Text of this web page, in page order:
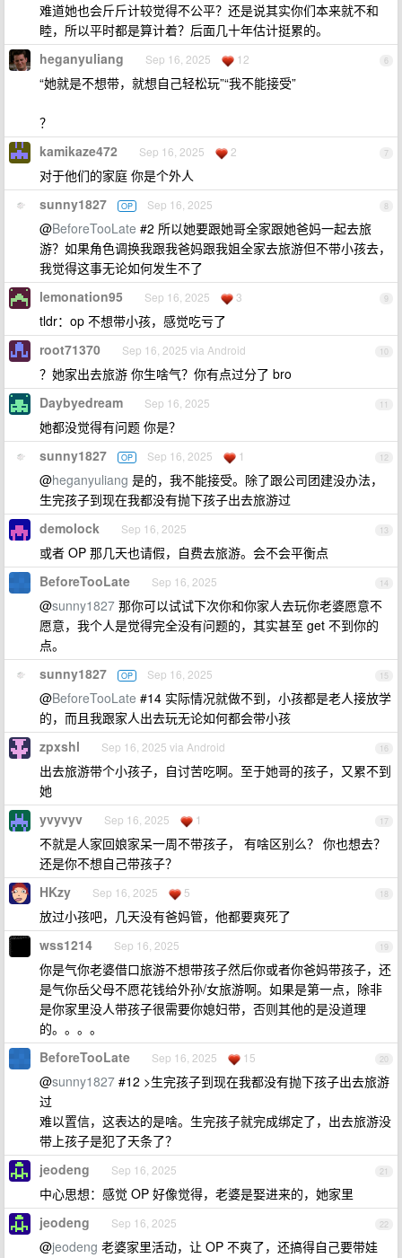
难道她也会斤斤计较觉得不公平？还是说其实你们本来就不和
睦，所以平时都是算计着？后面几十年估计挺累的。
6
heganyuliang Sep 16, 2025 12
“她就是不想带，就想自己轻松玩”“我不能接受”
？
7
kamikaze472 Sep 16, 2025 2
对于他们的家庭 你是个外人
8
sunny1827 OP Sep 16, 2025
@BeforeTooLate #2 所以她要跟她哥全家跟她爸妈一起去旅
游？如果角色调换我跟我爸妈跟我姐全家去旅游但不带小孩去，
我觉得这事无论如何发生不了
9
lemonation95 Sep 16, 2025 3
tldr：op 不想带小孩，感觉吃亏了
10
root71370 Sep 16, 2025 via Android
？她家出去旅游 你生啥气？你有点过分了 bro
11
Daybyedream Sep 16, 2025
她都没觉得有问题 你是？
12
sunny1827 OP Sep 16, 2025 1
@heganyuliang 是的，我不能接受。除了跟公司团建没办法，
生完孩子到现在我都没有抛下孩子出去旅游过
13
demolock Sep 16, 2025
或者 OP 那几天也请假，自费去旅游。会不会平衡点
14
BeforeTooLate Sep 16, 2025
@sunny1827 那你可以试试下次你和你家人去玩你老婆愿意不
愿意，我个人是觉得完全没有问题的，其实甚至 get 不到你的
点。
15
sunny1827 OP Sep 16, 2025
@BeforeTooLate #14 实际情况就做不到，小孩都是老人接放学
的，而且我跟家人出去玩无论如何都会带小孩
16
zpxshl Sep 16, 2025 via Android
出去旅游带个小孩子，自讨苦吃啊。至于她哥的孩子，又累不到
她
17
yvyvyv Sep 16, 2025 1
不就是人家回娘家呆一周不带孩子， 有啥区别么？ 你也想去？
还是你不想自己带孩子？
18
HKzy Sep 16, 2025 5
放过小孩吧，几天没有爸妈管，他都要爽死了
19
wss1214 Sep 16, 2025
你是气你老婆借口旅游不想带孩子然后你或者你爸妈带孩子，还
是气你岳父母不愿花钱给外孙/女旅游啊。如果是第一点，除非
是你家里没人带孩子很需要你媳妇带，否则其他的是没道理
的。。。。
20
BeforeTooLate Sep 16, 2025 15
@sunny1827 #12 >生完孩子到现在我都没有抛下孩子出去旅游
过
难以置信，这表达的是啥。生完孩子就完成绑定了，出去旅游没
带上孩子是犯了天条了？
21
jeodeng Sep 16, 2025
中心思想：感觉 OP 好像觉得，老婆是娶进来的，她家里
22
jeodeng Sep 16, 2025
@jeodeng 老婆家里活动，让 OP 不爽了，还搞得自己要带娃